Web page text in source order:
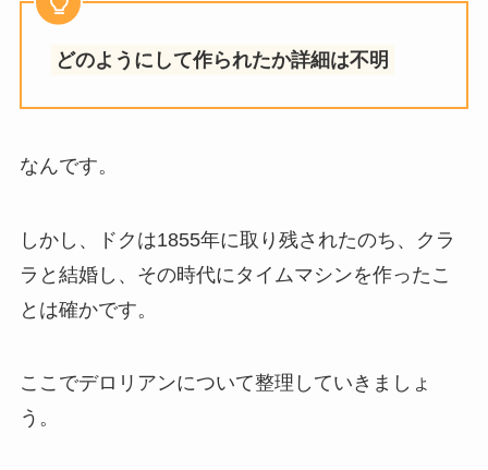
どのようにして作られたか詳細は不明
なんです。
しかし、ドクは1855年に取り残されたのち、クラ
ラと結婚し、その時代にタイムマシンを作ったこ
とは確かです。
ここでデロリアンについて整理していきましょ
う。